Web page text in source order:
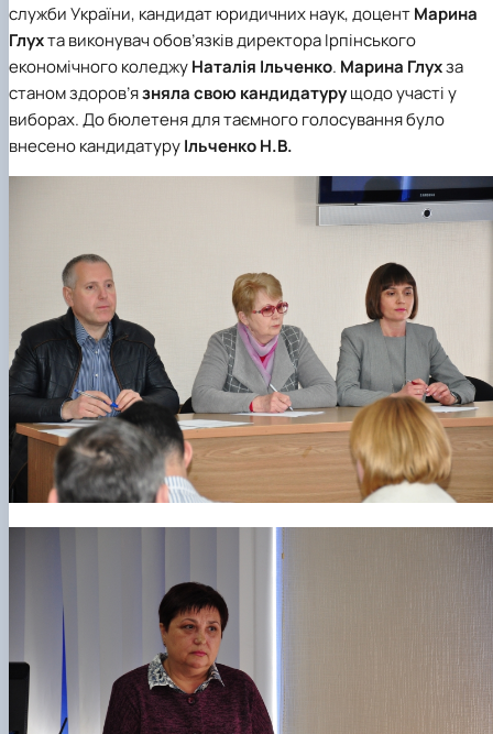
служби України, кандидат юридичних наук, доцентМарина
Глухта виконувач обов’язків директораІрпінського
економічного коледжуНаталія Ільченко. Марина Глухза
станом здоров’язняла свою кандидатурущодо участі у
виборах. До бюлетеня для таємного голосування було
внесено кандидатуруІльченко Н.В.